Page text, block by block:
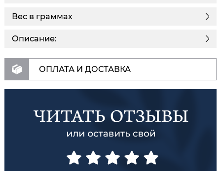
Описание:
Вес в граммах
ОПЛАТА И ДОСТАВКА